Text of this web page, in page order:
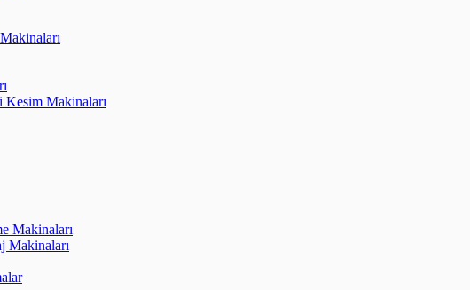
Kesim Makinaları
Makinaları
Makinaları